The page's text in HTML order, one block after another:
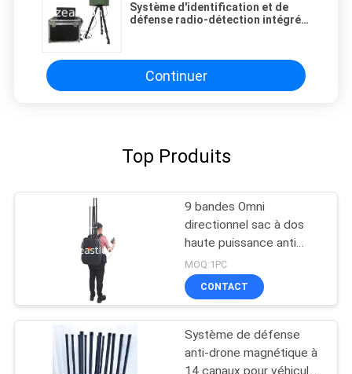
Système d'identification et de
défense radio-détection intégré
Continuer
Top Produits
9 bandes Omni
directionnel sac à dos
haute puissance anti
drone UAV brouilleur
avec télécommande
filaire
MOQ:1PC
CONTACT
Système de défense
anti-drone magnétique à
14 canaux pour véhicule,